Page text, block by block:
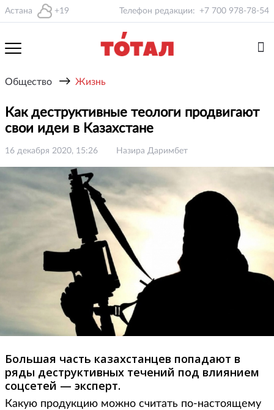
Астана +19 Телефон редакции: +7 700 978-78-54
Общество → Жизнь
Как деструктивные теологи продвигают
свои идеи в Казахстане
16 декабря 2020, 15:26 Назира Даримбет
Большая часть казахстанцев попадают в
ряды деструктивных течений под влиянием
соцсетей — эксперт.
Какую продукцию можно считать по-настоящему